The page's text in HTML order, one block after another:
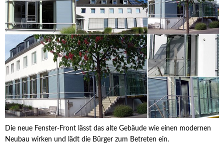
Die neue Fenster-Front lässt das alte Gebäude wie einen modernen
Neubau wirken und lädt die Bürger zum Betreten ein.